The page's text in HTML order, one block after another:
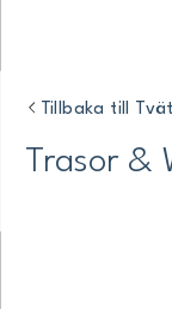
Tillbaka till
Trasor &